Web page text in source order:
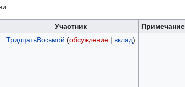
Участник
Примечание
ТридцатьВосьмой (обсуждение| вклад)